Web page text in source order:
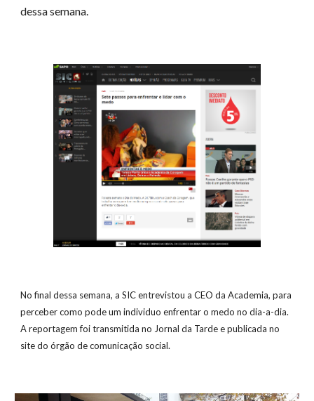
dessa semana.
No final dessa semana, a SIC entrevistou a CEO da Academia, para
perceber como pode um individuo enfrentar o medo no dia-a-dia.
A reportagem foi transmitida no Jornal da Tarde e publicada no
site do órgão de comunicação social.